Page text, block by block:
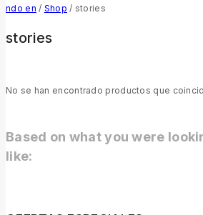
ndo en / Shop / stories
stories
No se han encontrado productos que
Based on what you were
like: